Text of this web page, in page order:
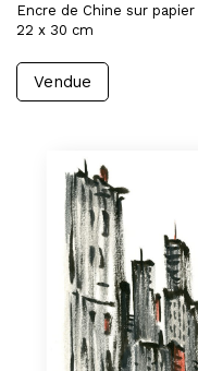
Encre de Chine sur papier
22 x 30 cm
Vendue